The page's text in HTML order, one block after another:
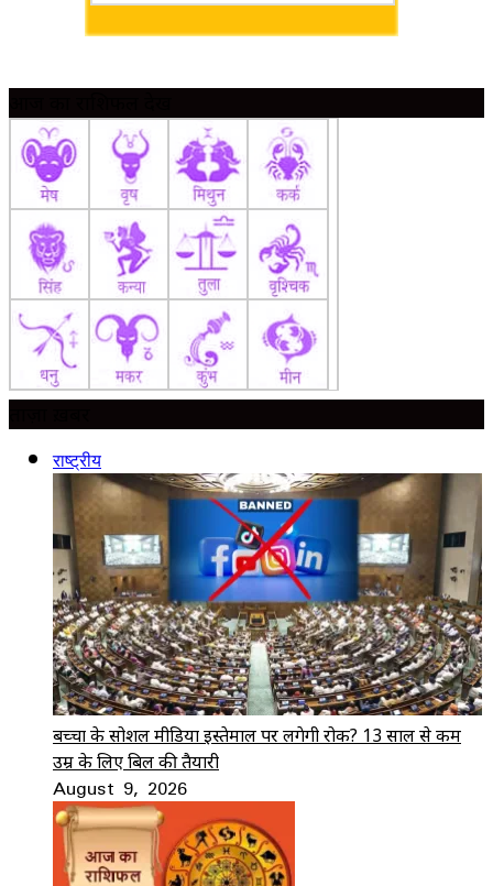
राष्ट्रीय
बच्चों के सोशल मीडिया इस्तेमाल पर लगेगी रोक? 13 साल से कम
उम्र के लिए बिल की तैयारी
August 9, 2026